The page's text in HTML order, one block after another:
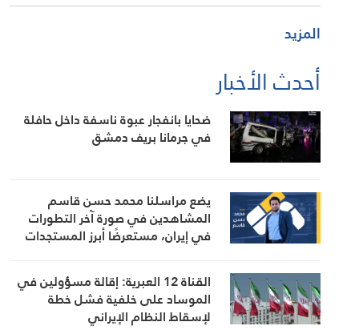
المزيد
أحدث الأخبار
ضحايا بانفجار عبوة ناسفة داخل حافلة
في جرمانا بريف دمشق
يضع مراسلنا محمد حسن قاسم
المشاهدين في صورة آخر التطورات
في إيران، مستعرضًا أبرز المستجدات
إلى جانب المواقف الرسمية وأبرز
التطورات ذات الصلة بالشأنين الداخلي
والإقليمي
القناة 12 العبرية: إقالة مسؤولين في
الموساد على خلفية فشل خطة
لإسقاط النظام الإيراني